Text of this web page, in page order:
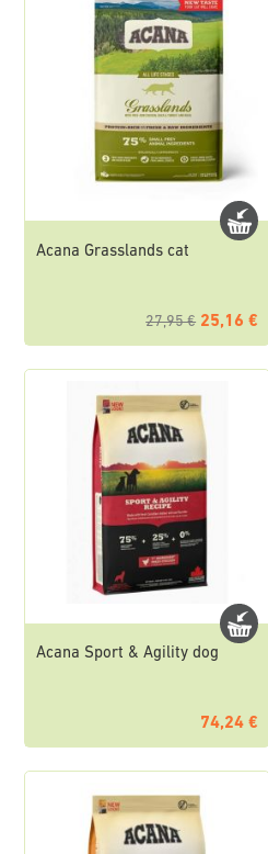
Acana Grasslands cat
27,95 € 25,16 €
Acana Sport & Agility dog
74,24 €